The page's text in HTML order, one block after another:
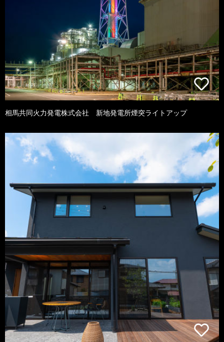
相馬共同火力発電株式会社 新地発電所煙突ライトアップ